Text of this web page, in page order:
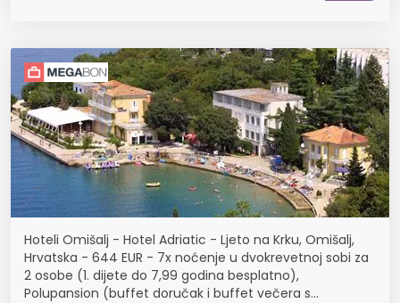
Hoteli Omišalj - Hotel Adriatic - Ljeto na Krku, Omišalj,
Hrvatska - 644 EUR - 7x noćenje u dvokrevetnoj sobi za
2 osobe (1. dijete do 7,99 godina besplatno),
Polupansion (buffet doručak i buffet večera s